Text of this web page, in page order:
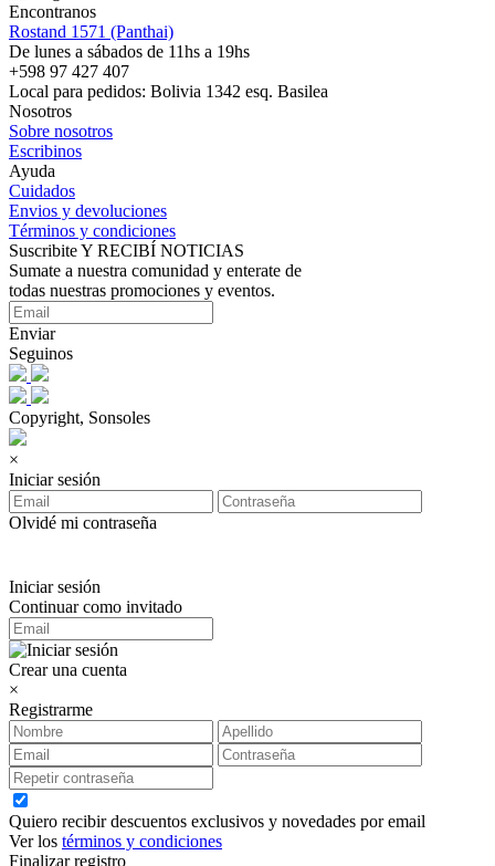
Encontranos
Rostand 1571 (Panthai)
De lunes a sábados de 11hs a 19hs
+598 97 427 407
Local para pedidos: Bolivia 1342 esq. Basilea
Nosotros
Sobre nosotros
Escribinos
Ayuda
Cuidados
Envios y devoluciones
Términos y condiciones
Suscribite Y RECIBÍ NOTICIAS
Sumate a nuestra comunidad y enterate de
todas nuestras promociones y eventos.
Enviar
Seguinos
Copyright, Sonsoles
×
Iniciar sesión
Olvidé mi contraseña
Iniciar sesión
Continuar como invitado
Crear una cuenta
×
Registrarme
Quiero recibir descuentos exclusivos y novedades por email
Ver los términos y condiciones
Finalizar registro